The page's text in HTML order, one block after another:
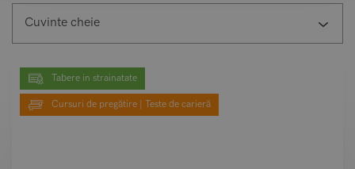
Cuvinte cheie
Tabere in strainatate
Cursuri de pregătire | Teste de carieră